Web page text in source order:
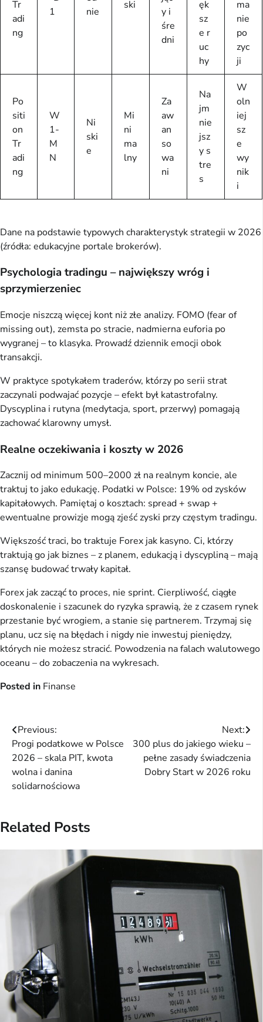
Tr
adi
ng
1
nie
ski
y i
śre
dni
ęk
sz
e r
uc
hy
ma
nie
po
zyc
ji
Po
siti
on
Tr
adi
ng
W
1-
M
N
Ni
ski
e
Mi
ni
ma
lny
Za
aw
an
so
wa
ni
Na
jm
nie
jsz
y s
tre
s
W
oln
iej
sz
e
wy
nik
i
Dane na podstawie typowych charakterystyk strategii w 2026
(źródła: edukacyjne portale brokerów).
Psychologia tradingu – największy wróg i
sprzymierzeniec
Emocje niszczą więcej kont niż złe analizy. FOMO (fear of
missing out), zemsta po stracie, nadmierna euforia po
wygranej – to klasyka. Prowadź dziennik emocji obok
transakcji.
W praktyce spotykałem traderów, którzy po serii strat
zaczynali podwajać pozycje – efekt był katastrofalny.
Dyscyplina i rutyna (medytacja, sport, przerwy) pomagają
zachować klarowny umysł.
Realne oczekiwania i koszty w 2026
Zacznij od minimum 500–2000 zł na realnym koncie, ale
traktuj to jako edukację. Podatki w Polsce: 19% od zysków
kapitałowych. Pamiętaj o kosztach: spread + swap +
ewentualne prowizje mogą zjeść zyski przy częstym tradingu.
Większość traci, bo traktuje Forex jak kasyno. Ci, którzy
traktują go jak biznes – z planem, edukacją i dyscypliną – mają
szansę budować trwały kapitał.
Forex jak zacząć to proces, nie sprint. Cierpliwość, ciągłe
doskonalenie i szacunek do ryzyka sprawią, że z czasem rynek
przestanie być wrogiem, a stanie się partnerem. Trzymaj się
planu, ucz się na błędach i nigdy nie inwestuj pieniędzy,
których nie możesz stracić. Powodzenia na falach walutowego
oceanu – do zobaczenia na wykresach.
Posted in Finanse
Nawigacja
wpisu
Previous:
Progi podatkowe w Polsce
2026 – skala PIT, kwota
wolna i danina
solidarnościowa
Next:
300 plus do jakiego wieku –
pełne zasady świadczenia
Dobry Start w 2026 roku
Related Posts